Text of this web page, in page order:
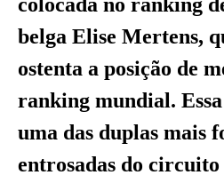
belga Elise Mertens,
ostenta a posição de
ranking mundial.
uma das duplas mais
entrosadas do circuito